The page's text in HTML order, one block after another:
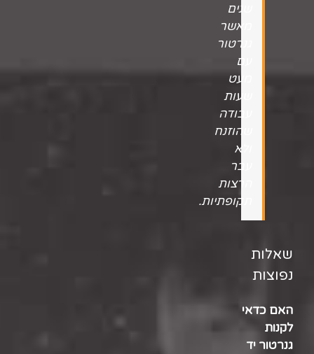
שנים
מאשר
גנרטור
עם
מעט
שעות
עבודה
שהוזנח
ולא
עבר
הרצות
תקופתיות.
שאלות
נפוצות
האם כדאי
לקנות
גנרטור יד